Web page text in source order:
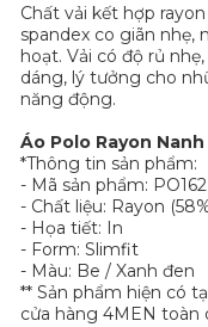
Chất vải kết hợp
spandex co giãn nhẹ,
hoạt. Vải có độ rủ
dáng, lý tưởng cho
năng động.
Áo Polo Rayon
*​Thông tin sản phẩm:
- Mã sản phẩm: PO162
- Chất liệu: Rayon
- Họa tiết: In
- Form: Slimfit
- Màu: Be / Xanh đen
** Sản phẩm hiện có
cửa hàng 4MEN toàn